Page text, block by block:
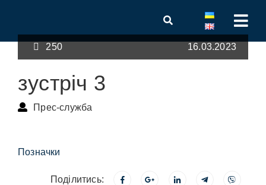
250 16.03.2023
зустріч 3
Прес-служба
Позначки
Поділитись: